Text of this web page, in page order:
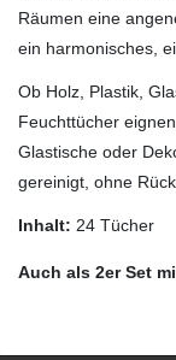
Räumen eine
ein harmonisches,
Ob Holz, Plastik,
Feuchttücher
Glastische oder
gereinigt, ohne
Inhalt: 24 Tücher
Auch als 2er Set